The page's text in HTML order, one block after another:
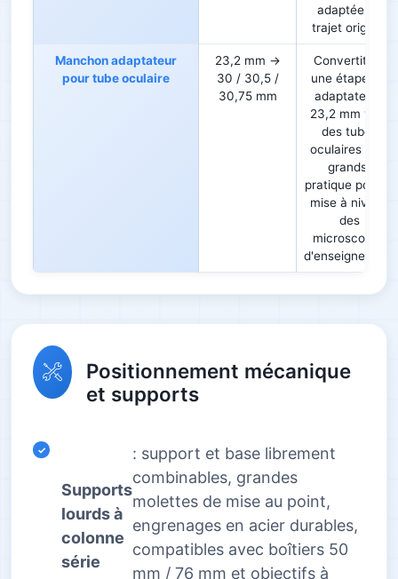
adaptée au
trajet original
Manchon adaptateur
pour tube oculaire
23,2 mm →
30 / 30,5 /
30,75 mm
Convertit en
une étape les
adaptateurs
23,2 mm vers
des tubes
oculaires plus
grands,
pratique pour la
mise à niveau
des
microscopes
d'enseignement
Positionnement mécanique
et supports
Supports
lourds à
colonne
série
: support et base librement
combinables, grandes
molettes de mise au point,
engrenages en acier durables,
compatibles avec boîtiers 50
mm / 76 mm et objectifs à